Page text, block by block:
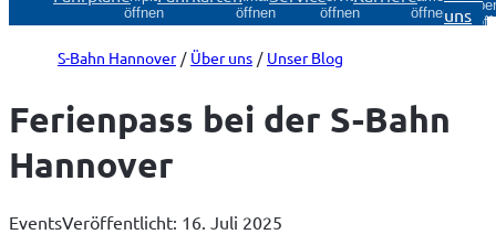
öffnen
öffnen
öffnen
öffnenuns
S-Bahn Hannover Über uns Unser Blog
Ferienpass bei der S-Bahn
Hannover
EventsVeröffentlicht: 16. Juli 2025